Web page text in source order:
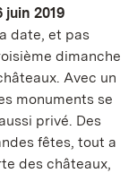
juin 2019
date, et pas
dimanche
Avec un
monuments se
privé. Des
fêtes, tout a
des châteaux,